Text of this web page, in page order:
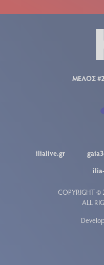
ΜΕΛΟΣ
ilialive.gr
COPYRIGHT ©
ALL